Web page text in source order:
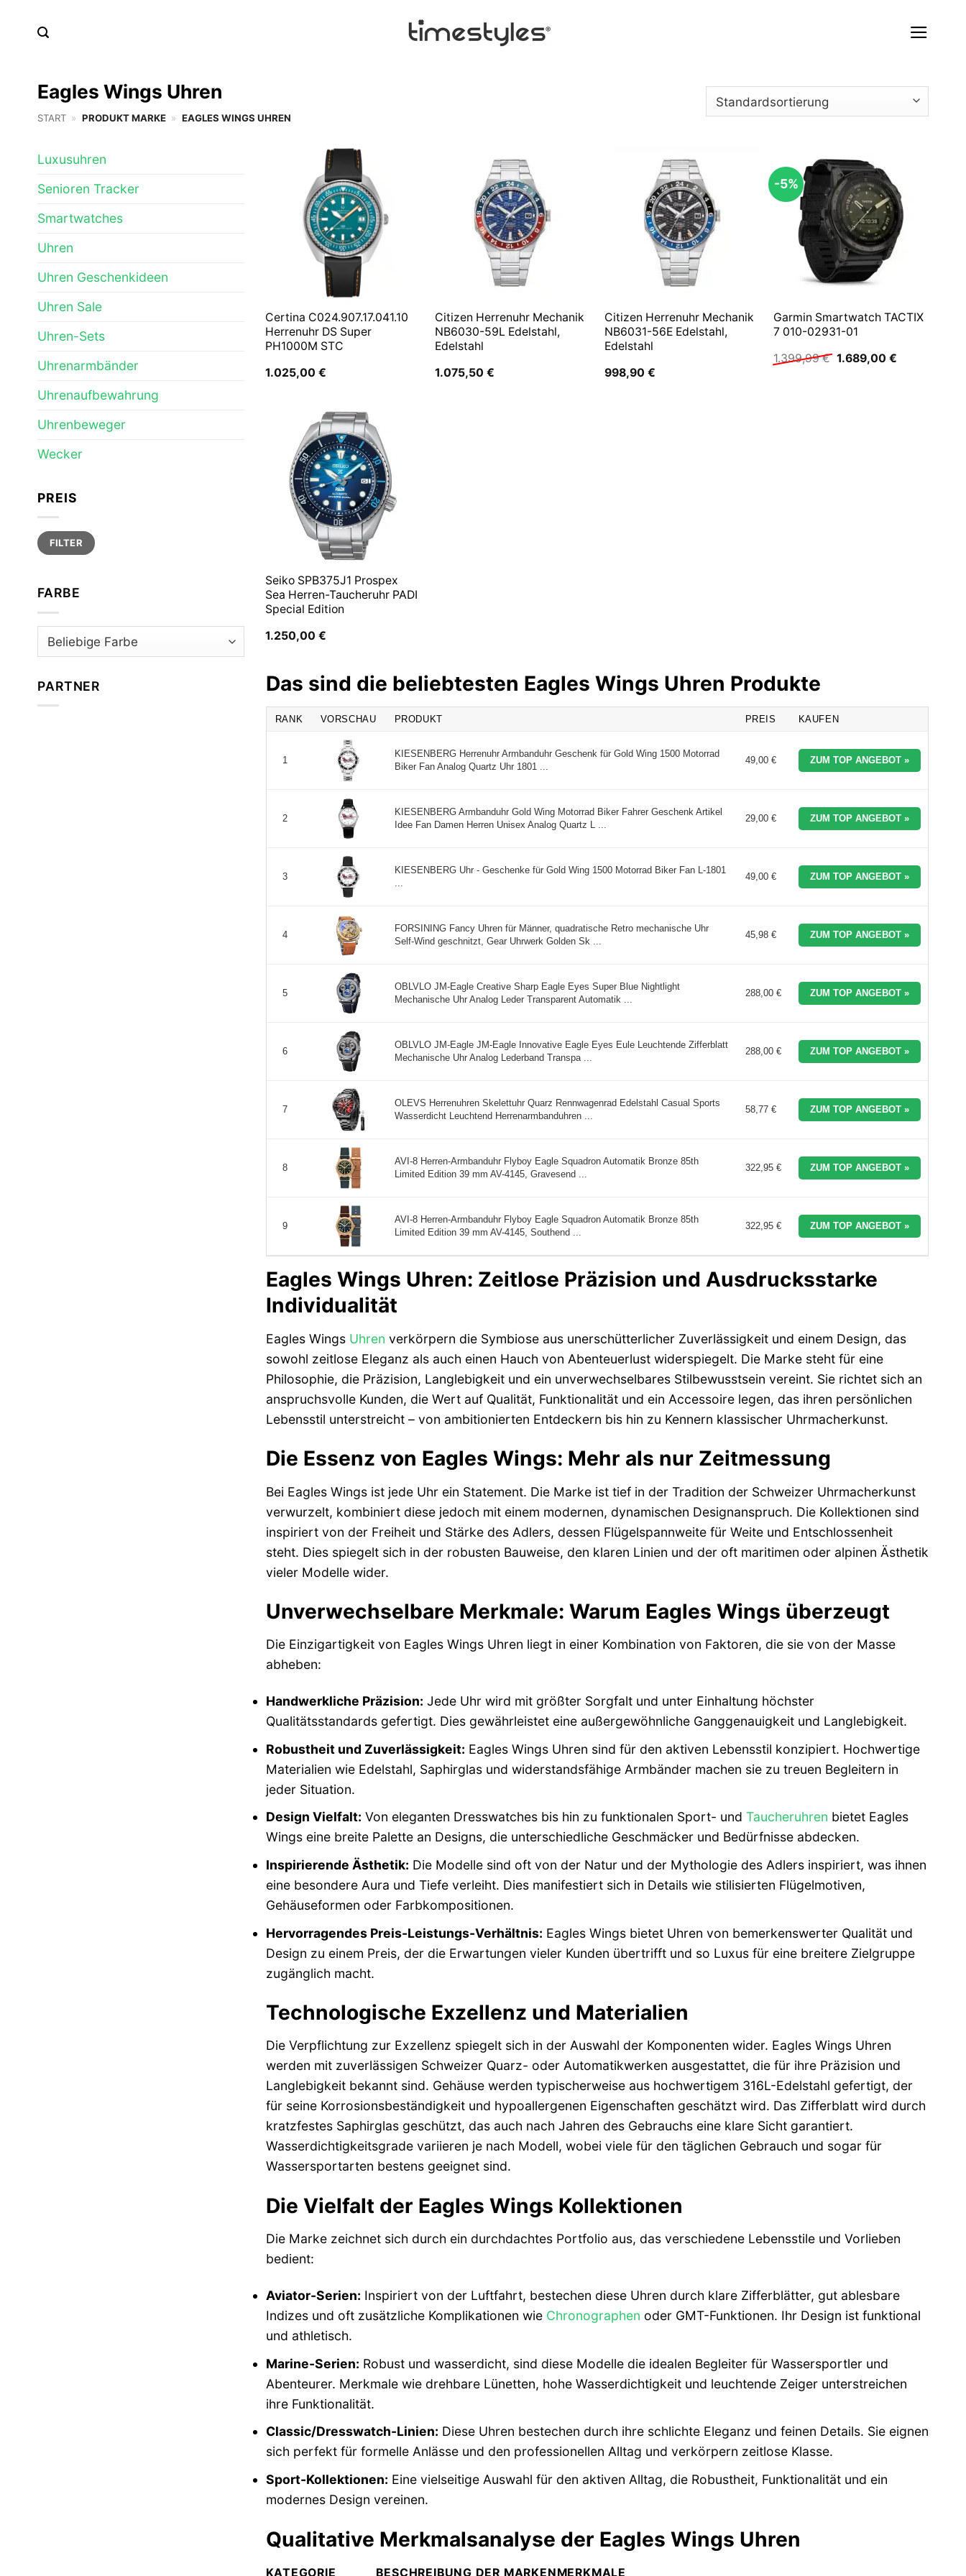
Eagles Wings Uhren
START » PRODUKT MARKE » EAGLES WINGS UHREN
Luxusuhren
Senioren Tracker
Smartwatches
Uhren
Uhren Geschenkideen
Uhren Sale
Uhren-Sets
Uhrenarmbänder
Uhrenaufbewahrung
Uhrenbeweger
Wecker
PREIS
Min.
Preis
Max.
PreisFILTER
FARBE
PARTNER
Certina C024.907.17.041.10
Herrenuhr DS Super
PH1000M STC
1.025,00€
Citizen Herrenuhr Mechanik
NB6030-59L Edelstahl,
Edelstahl
1.075,50 €
Citizen Herrenuhr Mechanik
NB6031-56E Edelstahl,
Edelstahl
998,90 €
-5%
Garmin Smartwatch TACTIX
7 010-02931-01
1.399,99€ Ursprünglicher
1.689,00 €Aktueller
Seiko SPB375J1 Prospex
Sea Herren-Taucheruhr PADI
Special Edition
1.250,00€
Das sind die beliebtesten Eagles Wings Uhren Produkte
RANK VORSCHAU PRODUKT PREIS KAUFEN
1
KIESENBERG Herrenuhr Armbanduhr Geschenk für Gold Wing 1500 Motorrad
Biker Fan Analog Quartz Uhr 1801 ...
49,00 € ZUM TOP ANGEBOT »
2
KIESENBERG Armbanduhr Gold Wing Motorrad Biker Fahrer Geschenk Artikel
Idee Fan Damen Herren Unisex Analog Quartz L ...
29,00 € ZUM TOP ANGEBOT »
3
KIESENBERG Uhr - Geschenke für Gold Wing 1500 Motorrad Biker Fan L-1801
...
49,00 € ZUM TOP ANGEBOT »
4
FORSINING Fancy Uhren für Männer, quadratische Retro mechanische Uhr
Self-Wind geschnitzt, Gear Uhrwerk Golden Sk ...
45,98 € ZUM TOP ANGEBOT »
5
OBLVLO JM-Eagle Creative Sharp Eagle Eyes Super Blue Nightlight
Mechanische Uhr Analog Leder Transparent Automatik ...
288,00 € ZUM TOP ANGEBOT »
6
OBLVLO JM-Eagle JM-Eagle Innovative Eagle Eyes Eule Leuchtende Zifferblatt
Mechanische Uhr Analog Lederband Transpa ...
288,00 € ZUM TOP ANGEBOT »
7
OLEVS Herrenuhren Skelettuhr Quarz Rennwagenrad Edelstahl Casual Sports
Wasserdicht Leuchtend Herrenarmbanduhren ...
58,77 € ZUM TOP ANGEBOT »
8
AVI-8 Herren-Armbanduhr Flyboy Eagle Squadron Automatik Bronze 85th
Limited Edition 39 mm AV-4145, Gravesend ...
322,95 € ZUM TOP ANGEBOT »
9
AVI-8 Herren-Armbanduhr Flyboy Eagle Squadron Automatik Bronze 85th
Limited Edition 39 mm AV-4145, Southend ...
322,95 € ZUM TOP ANGEBOT »
Eagles Wings Uhren: Zeitlose Präzision und Ausdrucksstarke
Individualität
Eagles Wings Uhren verkörpern die Symbiose aus unerschütterlicher Zuverlässigkeit und einem Design, das
sowohl zeitlose Eleganz als auch einen Hauch von Abenteuerlust widerspiegelt. Die Marke steht für eine
Philosophie, die Präzision, Langlebigkeit und ein unverwechselbares Stilbewusstsein vereint. Sie richtet sich an
anspruchsvolle Kunden, die Wert auf Qualität, Funktionalität und ein Accessoire legen, das ihren persönlichen
Lebensstil unterstreicht – von ambitionierten Entdeckern bis hin zu Kennern klassischer Uhrmacherkunst.
Die Essenz von Eagles Wings: Mehr als nur Zeitmessung
Bei Eagles Wings ist jede Uhr ein Statement. Die Marke ist tief in der Tradition der Schweizer Uhrmacherkunst
verwurzelt, kombiniert diese jedoch mit einem modernen, dynamischen Designanspruch. Die Kollektionen sind
inspiriert von der Freiheit und Stärke des Adlers, dessen Flügelspannweite für Weite und Entschlossenheit
steht. Dies spiegelt sich in der robusten Bauweise, den klaren Linien und der oft maritimen oder alpinen Ästhetik
vieler Modelle wider.
Unverwechselbare Merkmale: Warum Eagles Wings überzeugt
Die Einzigartigkeit von Eagles Wings Uhren liegt in einer Kombination von Faktoren, die sie von der Masse
abheben:
Handwerkliche Präzision: Jede Uhr wird mit größter Sorgfalt und unter Einhaltung höchster
Qualitätsstandards gefertigt. Dies gewährleistet eine außergewöhnliche Ganggenauigkeit und Langlebigkeit.
Robustheit und Zuverlässigkeit: Eagles Wings Uhren sind für den aktiven Lebensstil konzipiert. Hochwertige
Materialien wie Edelstahl, Saphirglas und widerstandsfähige Armbänder machen sie zu treuen Begleitern in
jeder Situation.
Design Vielfalt: Von eleganten Dresswatches bis hin zu funktionalen Sport- und Taucheruhren bietet Eagles
Wings eine breite Palette an Designs, die unterschiedliche Geschmäcker und Bedürfnisse abdecken.
Inspirierende Ästhetik: Die Modelle sind oft von der Natur und der Mythologie des Adlers inspiriert, was ihnen
eine besondere Aura und Tiefe verleiht. Dies manifestiert sich in Details wie stilisierten Flügelmotiven,
Gehäuseformen oder Farbkompositionen.
Hervorragendes Preis-Leistungs-Verhältnis: Eagles Wings bietet Uhren von bemerkenswerter Qualität und
Design zu einem Preis, der die Erwartungen vieler Kunden übertrifft und so Luxus für eine breitere Zielgruppe
zugänglich macht.
Technologische Exzellenz und Materialien
Die Verpflichtung zur Exzellenz spiegelt sich in der Auswahl der Komponenten wider. Eagles Wings Uhren
werden mit zuverlässigen Schweizer Quarz- oder Automatikwerken ausgestattet, die für ihre Präzision und
Langlebigkeit bekannt sind. Gehäuse werden typischerweise aus hochwertigem 316L-Edelstahl gefertigt, der
für seine Korrosionsbeständigkeit und hypoallergenen Eigenschaften geschätzt wird. Das Zifferblatt wird durch
kratzfestes Saphirglas geschützt, das auch nach Jahren des Gebrauchs eine klare Sicht garantiert.
Wasserdichtigkeitsgrade variieren je nach Modell, wobei viele für den täglichen Gebrauch und sogar für
Wassersportarten bestens geeignet sind.
Die Vielfalt der Eagles Wings Kollektionen
Die Marke zeichnet sich durch ein durchdachtes Portfolio aus, das verschiedene Lebensstile und Vorlieben
bedient:
Aviator-Serien: Inspiriert von der Luftfahrt, bestechen diese Uhren durch klare Zifferblätter, gut ablesbare
Indizes und oft zusätzliche Komplikationen wie Chronographen oder GMT-Funktionen. Ihr Design ist funktional
und athletisch.
Marine-Serien: Robust und wasserdicht, sind diese Modelle die idealen Begleiter für Wassersportler und
Abenteurer. Merkmale wie drehbare Lünetten, hohe Wasserdichtigkeit und leuchtende Zeiger unterstreichen
ihre Funktionalität.
Classic/Dresswatch-Linien: Diese Uhren bestechen durch ihre schlichte Eleganz und feinen Details. Sie eignen
sich perfekt für formelle Anlässe und den professionellen Alltag und verkörpern zeitlose Klasse.
Sport-Kollektionen: Eine vielseitige Auswahl für den aktiven Alltag, die Robustheit, Funktionalität und ein
modernes Design vereinen.
Qualitative Merkmalsanalyse der Eagles Wings Uhren
KATEGORIE BESCHREIBUNG DER MARKENMERKMALE